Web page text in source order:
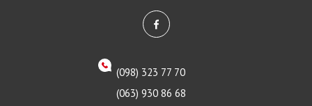
(098) 323 77 70
(063) 930 86 68